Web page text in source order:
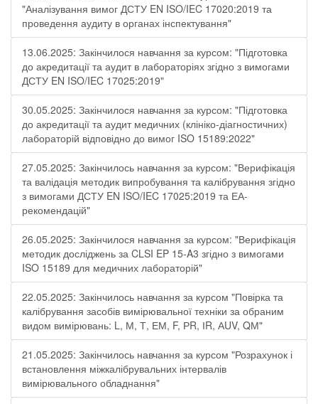
"Аналізування вимог ДСТУ EN ISO/IEC 17020:2019 та
проведення аудиту в органах інспектування"
13.06.2025: Закінчилося навчання за курсом: "Підготовка
до акредитації та аудит в лабораторіях згідно з вимогами
ДСТУ EN ISO/IEC 17025:2019"
30.05.2025: Закінчилося навчання за курсом: "Підготовка
до акредитації та аудит медичних (клініко-діагностичних)
лабораторій відповідно до вимог ISO 15189:2022"
27.05.2025: Закінчилось навчання за курсом: "Верифікація
та валідація методик випробування та калібрування згідно
з вимогами ДСТУ EN ISO/IEC 17025:2019 та ЕА-
рекомендацій"
26.05.2025: Закінчилося навчання за курсом: "Верифікація
методик досліджень за CLSI EP 15-A3 згідно з вимогами
ISO 15189 для медичних лабораторій"
22.05.2025: Закінчилось навчання за курсом "Повірка та
калібрування засобів вимірювальної техніки за обраним
видом вимірювань: L, М, Т, ЕМ, F, РR, ІR, АUV, QМ"
21.05.2025: Закінчилось навчання за курсом "Розрахунок і
встановлення міжкалібрувальних інтервалів
вимірювального обладнання"